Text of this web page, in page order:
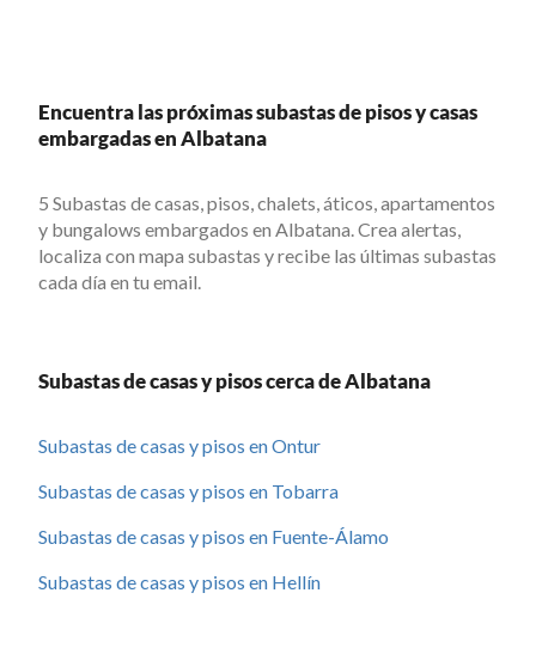
Encuentra las próximas subastas de pisos y casas
embargadas en Albatana
5 Subastas de casas, pisos, chalets, áticos, apartamentos
y bungalows embargados en Albatana. Crea alertas,
localiza con mapa subastas y recibe las últimas subastas
cada día en tu email.
Subastas de casas y pisos cerca de Albatana
Subastas de casas y pisos en Ontur
Subastas de casas y pisos en Tobarra
Subastas de casas y pisos en Fuente-Álamo
Subastas de casas y pisos en Hellín